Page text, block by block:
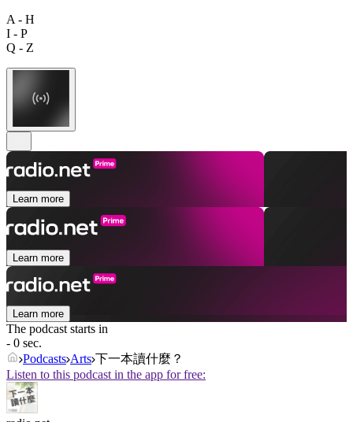
A - H
I - P
Q - Z
Learn more
Learn more
Learn more
The podcast starts in
- 0 sec.
Podcasts Arts 下一本讀什麼？
Listen to this podcast in the app for free: